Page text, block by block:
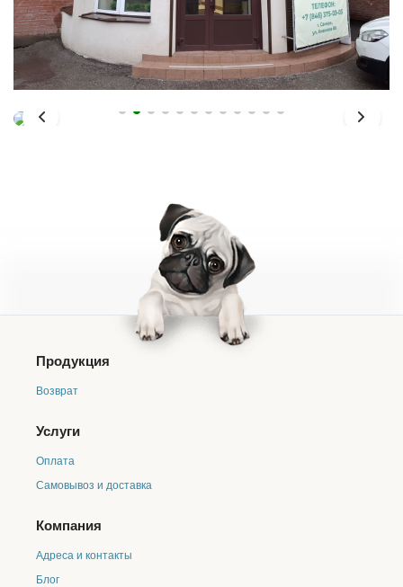
Реклама
Продукция
Возврат
Услуги
Оплата
Самовывоз и доставка
Компания
Адреса и контакты
Блог